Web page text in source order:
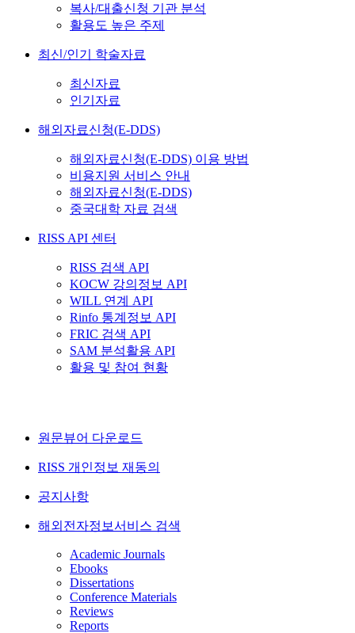
복사/대출신청 기관 분석
활용도 높은 주제
최신/인기 학술자료
최신자료
인기자료
해외자료신청(E-DDS)
해외자료신청(E-DDS) 이용 방법
비용지원 서비스 안내
해외자료신청(E-DDS)
중국대학 자료 검색
RISS API 센터
RISS 검색 API
KOCW 강의정보 API
WILL 연계 API
Rinfo 통계정보 API
FRIC 검색 API
SAM 분석활용 API
활용 및 참여 현황
원문뷰어 다운로드
RISS 개인정보 재동의
공지사항
해외전자정보서비스 검색
Academic Journals
Ebooks
Dissertations
Conference Materials
Reviews
Reports